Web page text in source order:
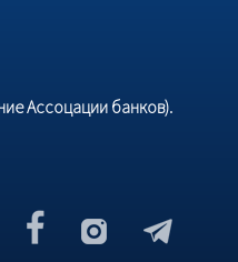
Ассоцации банков).